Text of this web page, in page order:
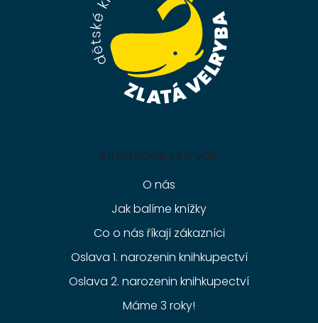
Informace pro vás
O nás
Jak balíme knížky
Co o nás říkají zákazníci
Oslava 1. narozenin knihkupectví
Oslava 2. narozenin knihkupectví
Máme 3 roky!